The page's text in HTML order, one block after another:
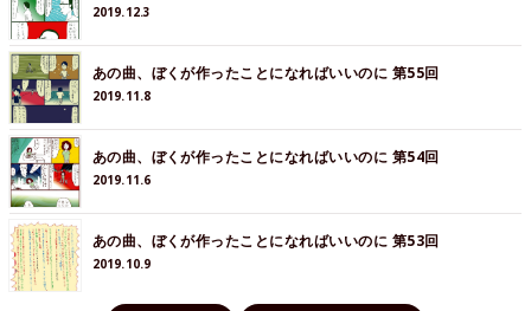
2019.12.3
あの曲、ぼくが作ったことになればいいのに 第55回
2019.11.8
あの曲、ぼくが作ったことになればいいのに 第54回
2019.11.6
あの曲、ぼくが作ったことになればいいのに 第53回
2019.10.9